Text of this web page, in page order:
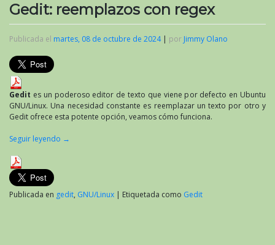
Gedit: reemplazos con regex
Publicada el martes, 08 de octubre de 2024| por Jimmy Olano
Gedit es un poderoso editor de texto que viene por defecto en Ubuntu
GNU/Linux. Una necesidad constante es reemplazar un texto por otro y
Gedit ofrece esta potente opción, veamos cómo funciona.
Seguir leyendo →
Publicada en gedit, GNU/Linux | Etiquetada como Gedit